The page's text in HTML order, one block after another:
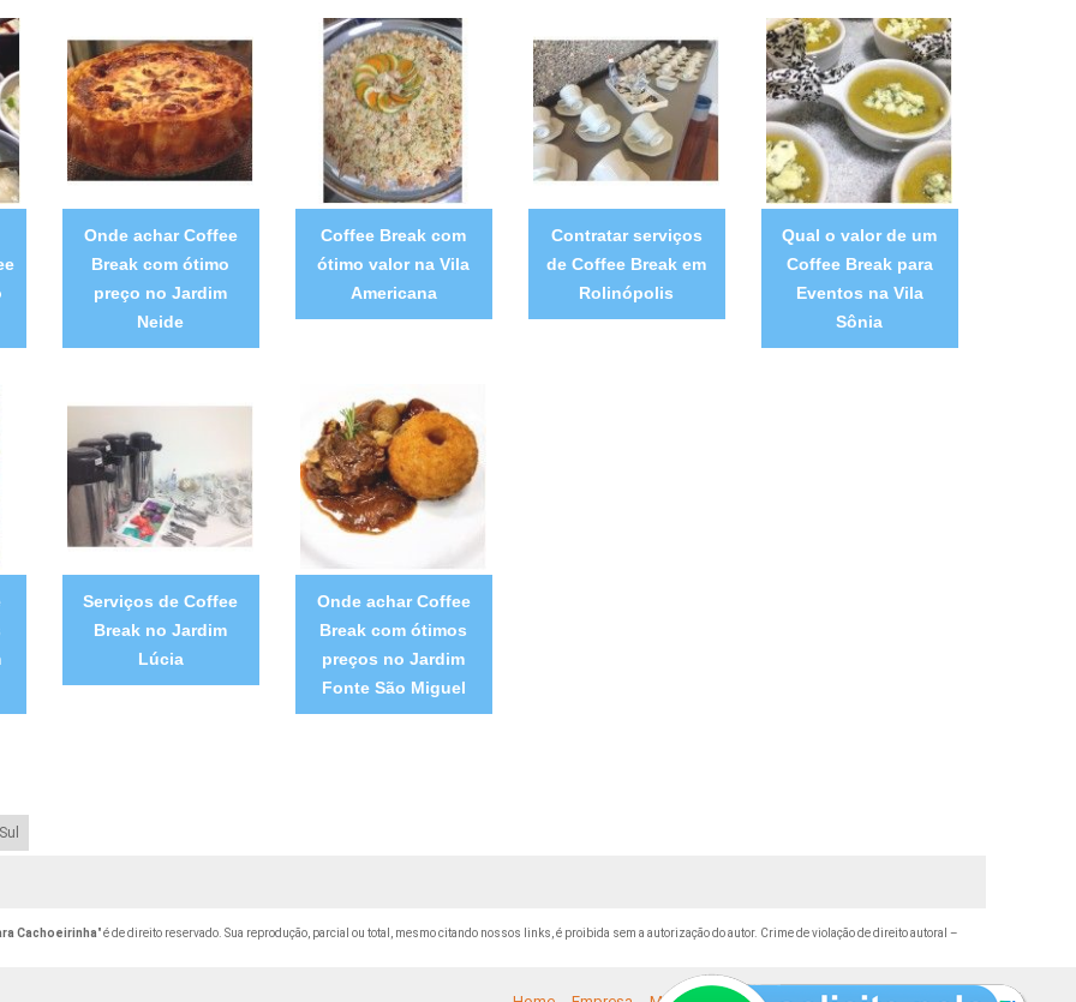
Onde achar Coffee
Break com ótimo
preço no Jardim
Neide
Coffee Break com
ótimo valor na Vila
Americana
Contratar serviços
de Coffee Break em
Rolinópolis
Qual o valor de um
Coffee Break para
Eventos na Vila
Sônia
Serviços de Coffee
Break no Jardim
Lúcia
Onde achar Coffee
Break com ótimos
preços no Jardim
Fonte São Miguel
Cachoeirinha" é de direito reservado. Sua reprodução, parcial ou total, mesmo citando nossos links, é proibida sem a autorização do autor. Crime de violação de direito autoral –